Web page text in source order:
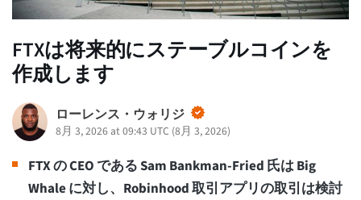
FTXは将来的にステーブルコインを
作成します
ローレンス・ウォリジ
8月 3, 2026 at 09:43 UTC (8月 3, 2026)
FTX の CEO である Sam Bankman-Fried 氏は Big
Whale に対し、Robinhood 取引アプリの取引は検討